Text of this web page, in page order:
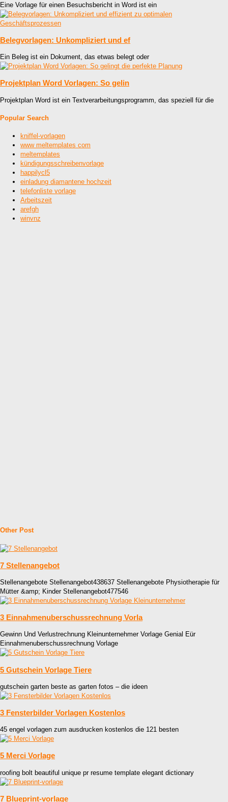
Eine Vorlage für einen Besuchsbericht in Word ist ein
Belegvorlagen: Unkompliziert und ef
Ein Beleg ist ein Dokument, das etwas belegt oder
Projektplan Word Vorlagen: So gelin
Projektplan Word ist ein Textverarbeitungsprogramm, das speziell für die
Popular Search
kniffel-vorlagen
www meltemplates com
meltemplates
kündigungsschreibenvorlage
happilycl5
einladung diamantene hochzeit
telefonliste vorlage
Arbeitszeit
arefgh
winvnz
Other Post
7 Stellenangebot
Stellenangebote Stellenangebot438637 Stellenangebote Physiotherapie für
Mütter &amp; Kinder Stellenangebot477546
3 Einnahmenuberschussrechnung Vorla
Gewinn Und Verlustrechnung Kleinunternehmer Vorlage Genial Eür
Einnahmenuberschussrechnung Vorlage
5 Gutschein Vorlage Tiere
gutschein garten beste as garten fotos – die ideen
3 Fensterbilder Vorlagen Kostenlos
45 engel vorlagen zum ausdrucken kostenlos die 121 besten
5 Merci Vorlage
roofing bolt beautiful unique pr resume template elegant dictionary
7 Blueprint-vorlage